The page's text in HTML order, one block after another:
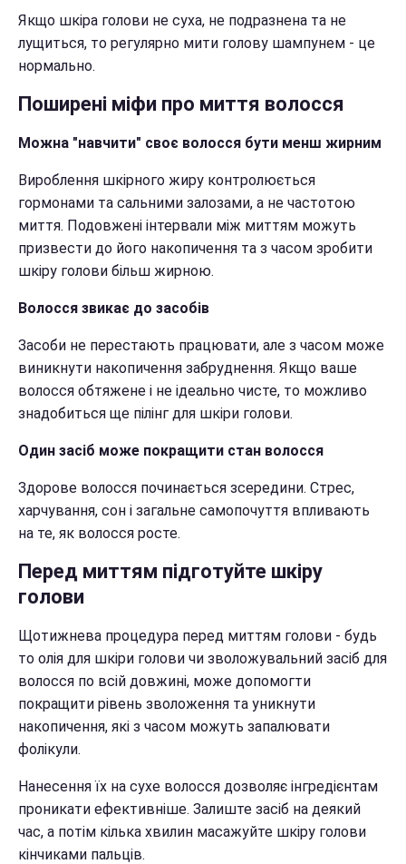
Якщо шкіра голови не суха, не подразнена та не
лущиться, то регулярно мити голову шампунем - це
нормально.
Поширені міфи про миття волосся
Можна "навчити" своє волосся бути менш жирним
Вироблення шкірного жиру контролюється
гормонами та сальними залозами, а не частотою
миття. Подовжені інтервали між миттям можуть
призвести до його накопичення та з часом зробити
шкіру голови більш жирною.
Волосся звикає до засобів
Засоби не перестають працювати, але з часом може
виникнути накопичення забруднення. Якщо ваше
волосся обтяжене і не ідеально чисте, то можливо
знадобиться ще пілінг для шкіри голови.
Один засіб може покращити стан волосся
Здорове волосся починається зсередини. Стрес,
харчування, сон і загальне самопочуття впливають
на те, як волосся росте.
Перед миттям підготуйте шкіру
голови
Щотижнева процедура перед миттям голови - будь
то олія для шкіри голови чи зволожувальний засіб для
волосся по всій довжині, може допомогти
покращити рівень зволоження та уникнути
накопичення, які з часом можуть запалювати
фолікули.
Нанесення їх на сухе волосся дозволяє інгредієнтам
проникати ефективніше. Залиште засіб на деякий
час, а потім кілька хвилин масажуйте шкіру голови
кінчиками пальців.